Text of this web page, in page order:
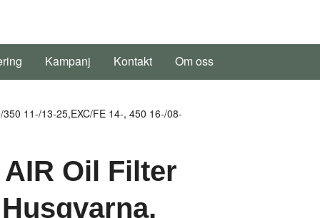
Kampanj Kontakt Om oss
11-/13-25,EXC/FE 14-, 450 16-/08-
AIR Oil Filter